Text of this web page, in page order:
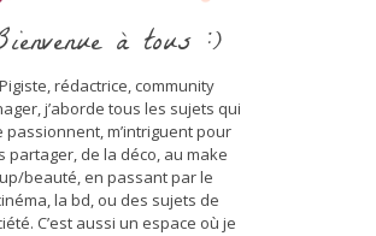
à tous :)
Pigiste, rédactrice, community
j’aborde tous les sujets qui
passionnent, m’intriguent pour
partager, de la déco, au make
up/beauté, en passant par le
la bd, ou des sujets de
C’est aussi un espace où je